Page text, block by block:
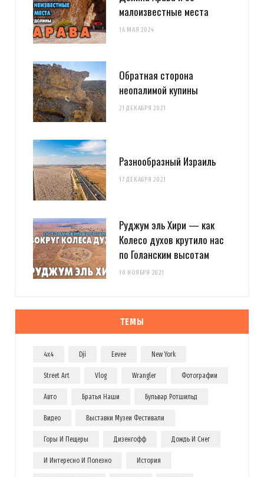
малоизвестные места
16 МАЯ 2024
Обратная сторона
неопалимой купины
21 ДЕКАБРЯ 2021
Разнообразный Израиль
17 ДЕКАБРЯ 2021
Руджум эль Хири — как
Колесо духов крутило нас
по Голанским высотам
10 НОЯБРЯ 2021
ТЕМЫ
4x4 Dji Eevee New York
Street Art Vlog Wrangler Фотографии
Авто Братья Наши Бульвар Ротшильд
Видео Выставки Музеи Фестивали
Горы И Пещеры Дизенгофф Дождь И Снег
И Интересно И Полезно История